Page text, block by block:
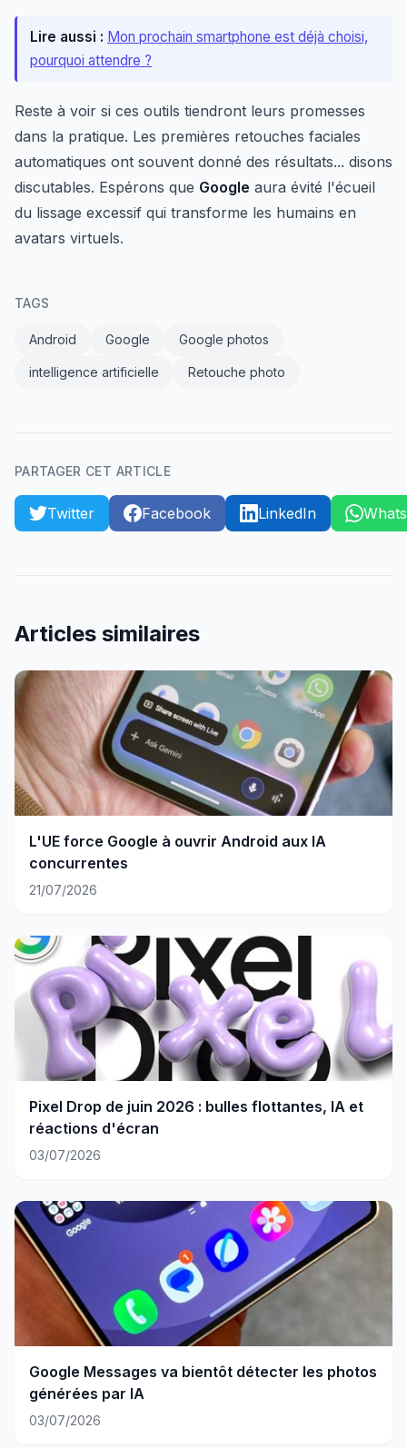
Lire aussi : Mon prochain smartphone est déjà choisi,
pourquoi attendre ?
Reste à voir si ces outils tiendront leurs promesses
dans la pratique. Les premières retouches faciales
automatiques ont souvent donné des résultats... disons
discutables. Espérons que Google aura évité l'écueil
du lissage excessif qui transforme les humains en
avatars virtuels.
TAGS
Android Google Google photos
intelligence artificielle Retouche photo
PARTAGER CET ARTICLE
Twitter Facebook LinkedIn
Articles similaires
L'UE force Google à ouvrir Android aux IA
concurrentes
21/07/2026
Pixel Drop de juin 2026 : bulles flottantes, IA et
réactions d'écran
03/07/2026
Google Messages va bientôt détecter les photos
générées par IA
03/07/2026